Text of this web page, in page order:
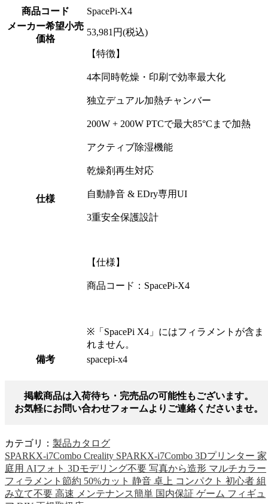
商品コード
SpacePi-X4
メーカー希望小売
価格
53,981円(税込)
仕様
【特徴】
4本同時乾燥・印刷で効率最大化
独立デュアル加熱チャンバー
200W + 200W PTCで最大85°Cまで加熱
アクティブ除湿機能
乾燥剤再生対応
自動静音 & EDry専用UI
3重安全保護設計
【仕様】
商品コード：SpacePi-X4
※「SpacePi X4」にはフィラメントが含ま
れません。
備考
spacepi-x4
掲載商品は入荷待ち・完売品の可能性もございます。
お気軽にお問い合わせフォームよりご連絡くださいませ。
カテゴリ： 製品カタログ
SPARKX-i7Combo Creality SPARKX-i7Combo 3Dプリンター 家
庭用 AIフォト 3Dモデリング不要 写真から造形 マルチカラー
フィラメント節約 50%カット 静音 卓上 コンパクト 初心者 組
み立て不要 高速 メンテナンス簡単 国内保証 ゲーム フィギュ